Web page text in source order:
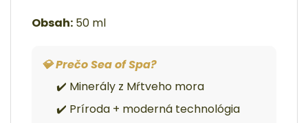
Obsah: 50 ml
💎 Prečo Sea of Spa?
✔️ Minerály z Mŕtveho mora
✔️ Príroda + moderná technológia